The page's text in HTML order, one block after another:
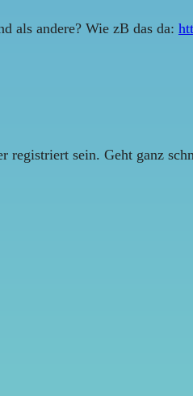
als andere? Wie zB das da:
registriert sein. Geht ganz